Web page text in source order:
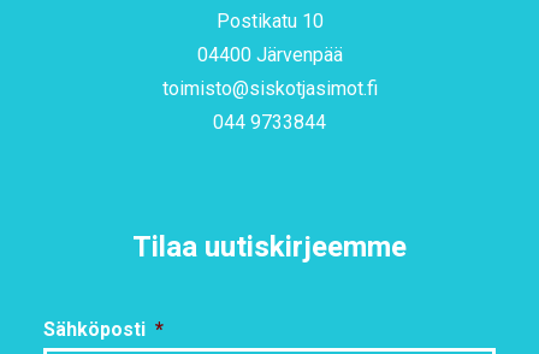
Postikatu 10
04400 Järvenpää
toimisto@siskotjasimot.fi
044 9733844
Tilaa uutiskirjeemme
Sähköposti *